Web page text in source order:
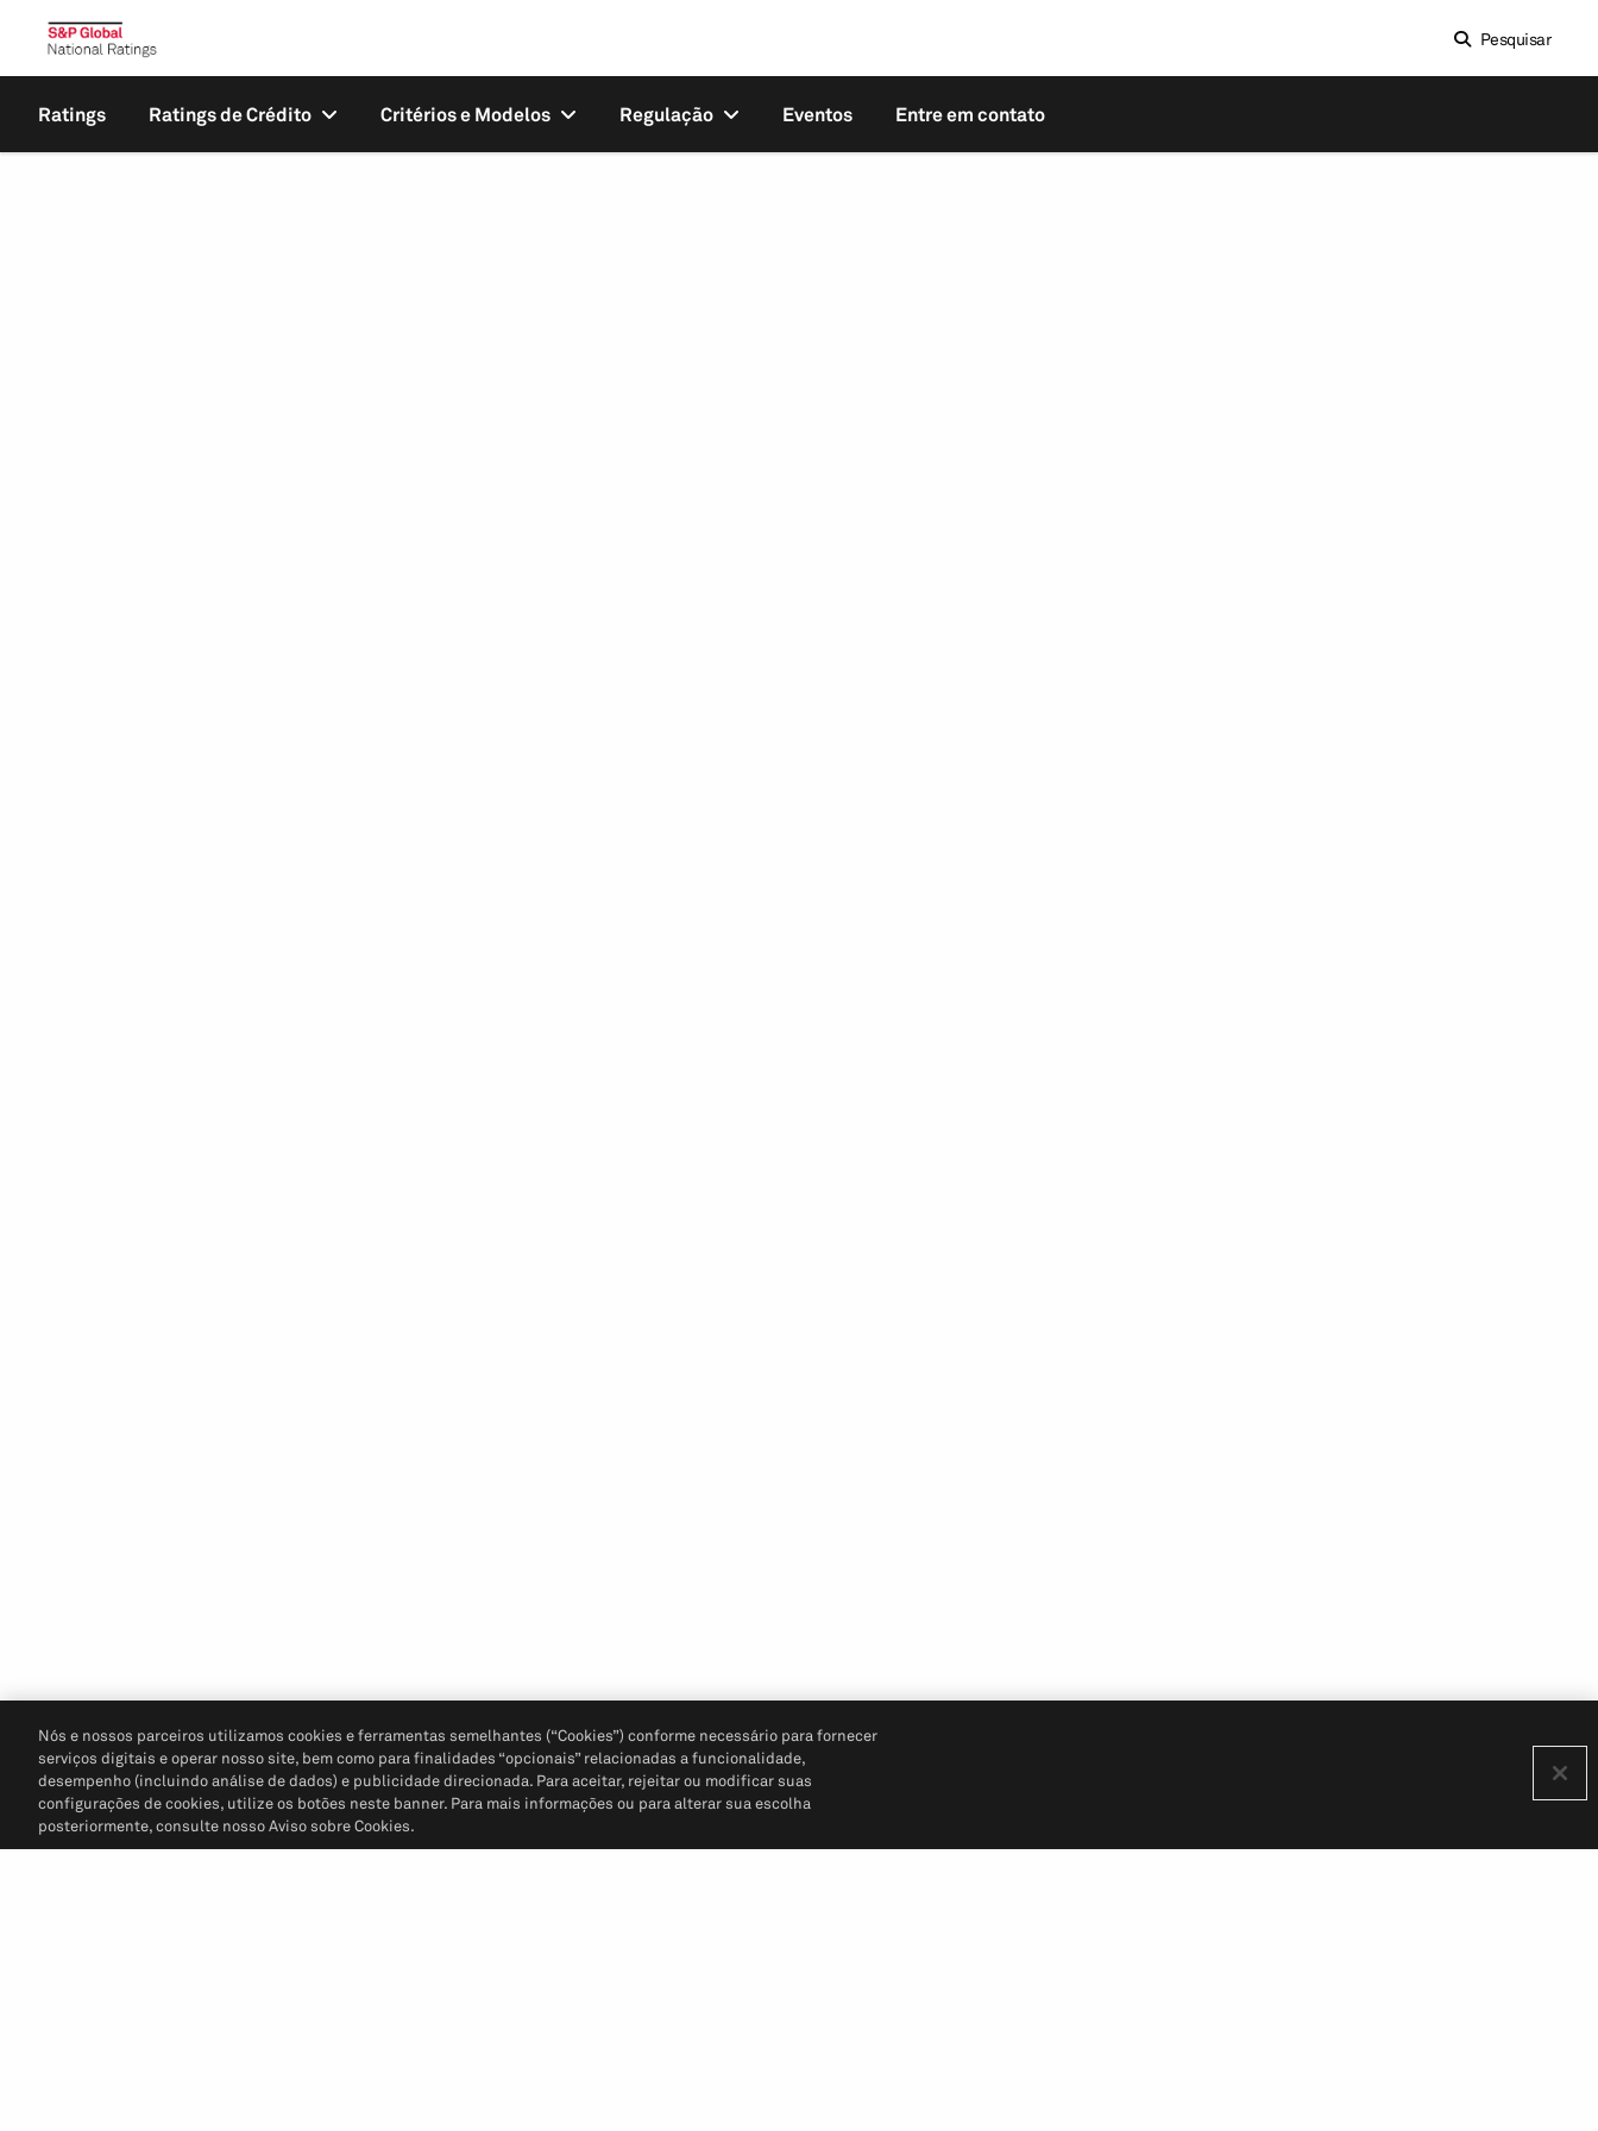
Pesquisar
Ratings Ratings de Crédito Critérios e Modelos Regulação Eventos Entre em contato
Nós e nossos parceiros utilizamos cookies e ferramentas semelhantes (“Cookies”) conforme necessário para fornecer
serviços digitais e operar nosso site, bem como para finalidades “opcionais” relacionadas a funcionalidade,
desempenho (incluindo análise de dados) e publicidade direcionada. Para aceitar, rejeitar ou modificar suas
configurações de cookies, utilize os botões neste banner. Para mais informações ou para alterar sua escolha
posteriormente, consulte nosso Aviso sobre Cookies.